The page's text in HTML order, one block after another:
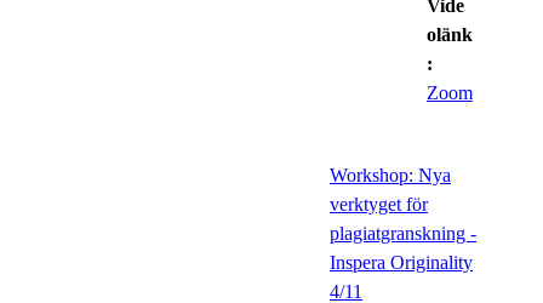
Vide
olänk
:
Zoom
Workshop: Nya
verktyget för
plagiatgranskning -
Inspera Originality
4/11